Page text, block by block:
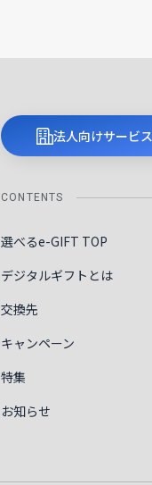
法人向けサービス
CONTENTS
選べるe-GIFT TOP
デジタルギフトとは
交換先
キャンペーン
特集
お知らせ